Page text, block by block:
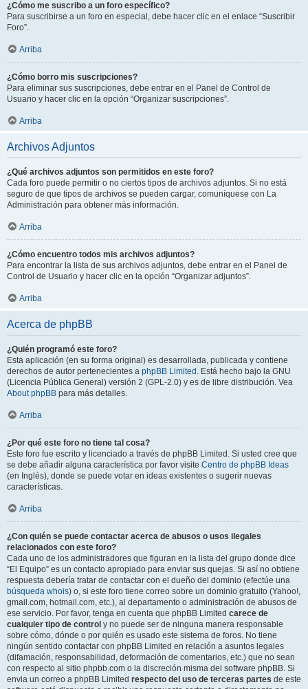
¿Cómo me suscribo a un foro específico?
Para suscribirse a un foro en especial, debe hacer clic en el enlace “Suscribir
Foro”.
Arriba
¿Cómo borro mis suscripciones?
Para eliminar sus suscripciones, debe entrar en el Panel de Control de
Usuario y hacer clic en la opción “Organizar suscripciones”.
Arriba
Archivos Adjuntos
¿Qué archivos adjuntos son permitidos en este foro?
Cada foro puede permitir o no ciertos tipos de archivos adjuntos. Si no está
seguro de que tipos de archivos se pueden cargar, comuníquese con La
Administración para obtener más información.
Arriba
¿Cómo encuentro todos mis archivos adjuntos?
Para encontrar la lista de sus archivos adjuntos, debe entrar en el Panel de
Control de Usuario y hacer clic en la opción “Organizar adjuntos”.
Arriba
Acerca de phpBB
¿Quién programó este foro?
Esta aplicación (en su forma original) es desarrollada, publicada y contiene
derechos de autor pertenecientes a phpBB Limited . Está hecho bajo la GNU
(Licencia Pública General) versión 2 (GPL-2.0) y es de libre distribución. Vea
About phpBB para más detalles.
Arriba
¿Por qué este foro no tiene tal cosa?
Este foro fue escrito y licenciado a través de phpBB Limited. Si usted cree que
se debe añadir alguna característica por favor visite Centro de phpBB Ideas
(en Inglés), donde se puede votar en ideas existentes o sugerir nuevas
características.
Arriba
¿Con quién se puede contactar acerca de abusos o usos ilegales
relacionados con este foro?
Cada uno de los administradores que figuran en la lista del grupo donde dice
“El Equipo” es un contacto apropiado para enviar sus quejas. Si así no obtiene
respuesta debería tratar de contactar con el dueño del dominio (efectúe una
búsqueda whois) o, si este foro tiene correo sobre un dominio gratuito (Yahoo!,
gmail.com, hotmail.com, etc.), al departamento o administración de abusos de
ese servicio. Por favor, tenga en cuenta que phpBB Limited carece de
cualquier tipo de control y no puede ser de ninguna manera responsable
sobre cómo, dónde o por quién es usado este sistema de foros. No tiene
ningún sentido contactar con phpBB Limited en relación a asuntos legales
(difamación, responsabilidad, deformación de comentarios, etc.) que no sean
con respecto al sitio phpbb.com o la discreción misma del software phpBB. Si
envia un correo a phpBB Limited respecto del uso de terceras partes de este